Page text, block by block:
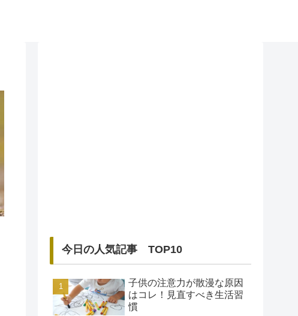
今日の人気記事 TOP10
子供の注意力が散漫な原因
はコレ！見直すべき生活習
慣